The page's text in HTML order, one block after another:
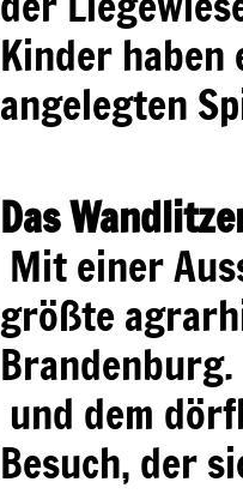
Kinder
angelegten
Das
Mit einer
größte
und dem
Besuch, der